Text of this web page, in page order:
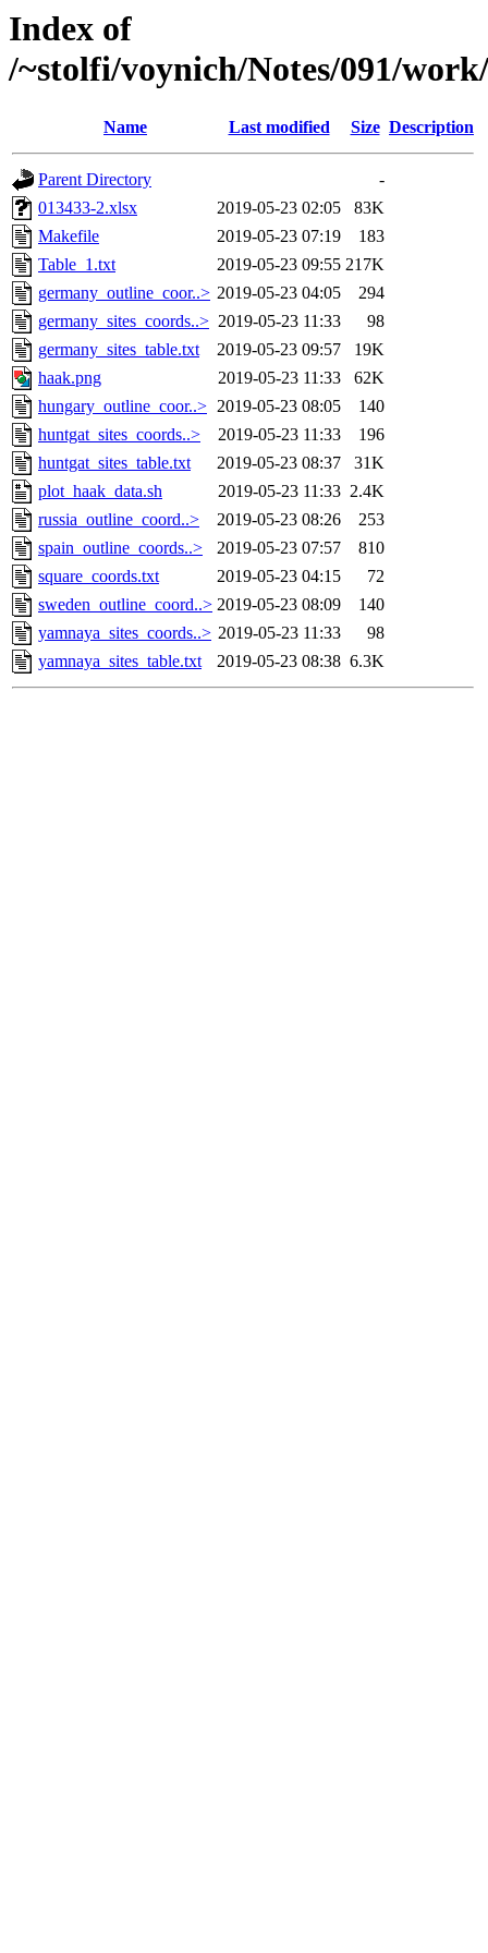
Index of
/~stolfi/voynich/Notes/091/
Name Last modified Size Description
Parent Directory
-
013433-2.xlsx
2019-05-23 02:05
83K
Makefile
2019-05-23 07:19
183
Table_1.txt
2019-05-23 09:55 217K
germany_outline_coor..> 2019-05-23 04:05
294
germany_sites_coords..> 2019-05-23 11:33
98
germany_sites_table.txt
2019-05-23 09:57
19K
haak.png
2019-05-23 11:33
62K
hungary_outline_coor..> 2019-05-23 08:05
140
huntgat_sites_coords..>
2019-05-23 11:33
196
huntgat_sites_table.txt
2019-05-23 08:37
31K
plot_haak_data.sh
2019-05-23 11:33 2.4K
russia_outline_coord..>
2019-05-23 08:26
253
spain_outline_coords..>
2019-05-23 07:57
810
square_coords.txt
2019-05-23 04:15
72
sweden_outline_coord..> 2019-05-23 08:09
140
yamnaya_sites_coords..> 2019-05-23 11:33
98
yamnaya_sites_table.txt
2019-05-23 08:38 6.3K